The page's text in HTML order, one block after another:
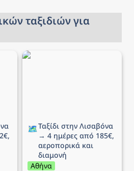
ταξιδιών για
4
Ταξίδι στην Λισαβόνα → 4
🗺️Ταξίδι στην Λισαβόνα
→ 4 ημέρες από 185€,
αεροπορικά και
διαμονή
Αθήνα